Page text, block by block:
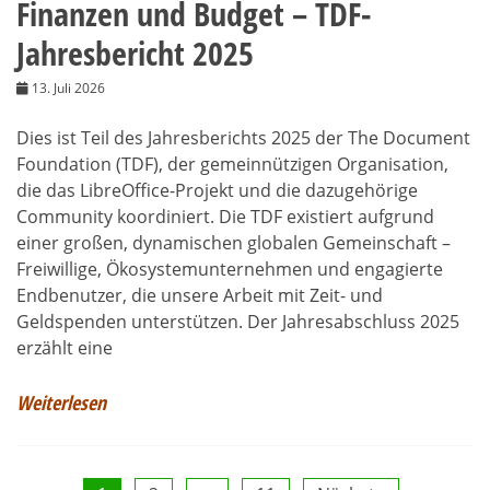
Finanzen und Budget – TDF-
Jahresbericht 2025
13. Juli 2026
Dies ist Teil des Jahresberichts 2025 der The Document
Foundation (TDF), der gemeinnützigen Organisation,
die das LibreOffice-Projekt und die dazugehörige
Community koordiniert. Die TDF existiert aufgrund
einer großen, dynamischen globalen Gemeinschaft –
Freiwillige, Ökosystemunternehmen und engagierte
Endbenutzer, die unsere Arbeit mit Zeit- und
Geldspenden unterstützen. Der Jahresabschluss 2025
erzählt eine
Weiterlesen